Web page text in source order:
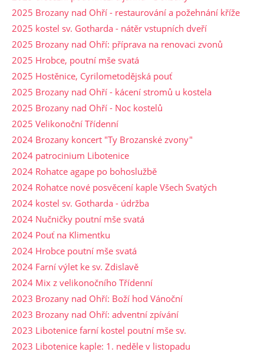
2025 Brozany nad Ohří - restaurování a požehnání kříže
2025 kostel sv. Gotharda - nátěr vstupních dveří
2025 Brozany nad Ohří: příprava na renovaci zvonů
2025 Hrobce, poutní mše svatá
2025 Hostěnice, Cyrilometodějská pouť
2025 Brozany nad Ohří - kácení stromů u kostela
2025 Brozany nad Ohří - Noc kostelů
2025 Velikonoční Třídenní
2024 Brozany koncert "Ty Brozanské zvony"
2024 patrocinium Libotenice
2024 Rohatce agape po bohoslužbě
2024 Rohatce nové posvěcení kaple Všech Svatých
2024 kostel sv. Gotharda - údržba
2024 Nučničky poutní mše svatá
2024 Pouť na Klimentku
2024 Hrobce poutní mše svatá
2024 Farní výlet ke sv. Zdislavě
2024 Mix z velikonočního Třídenní
2023 Brozany nad Ohří: Boží hod Vánoční
2023 Brozany nad Ohří: adventní zpívání
2023 Libotenice farní kostel poutní mše sv.
2023 Libotenice kaple: 1. neděle v listopadu